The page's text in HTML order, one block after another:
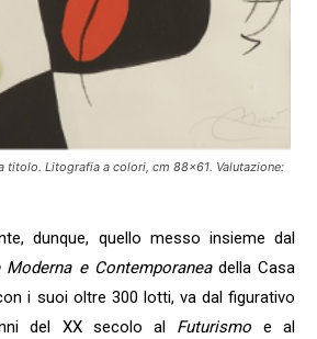
titolo. Litografia a colori, cm 88×61. Valutazione:
dunque, quello messo insieme dal
e Contemporaneadella Casa
i suoi oltre 300 lotti, va dal figurativo
del XX secolo al Futurismo e al